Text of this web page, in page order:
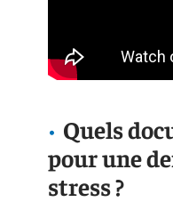
Quels
pour une
stress ?